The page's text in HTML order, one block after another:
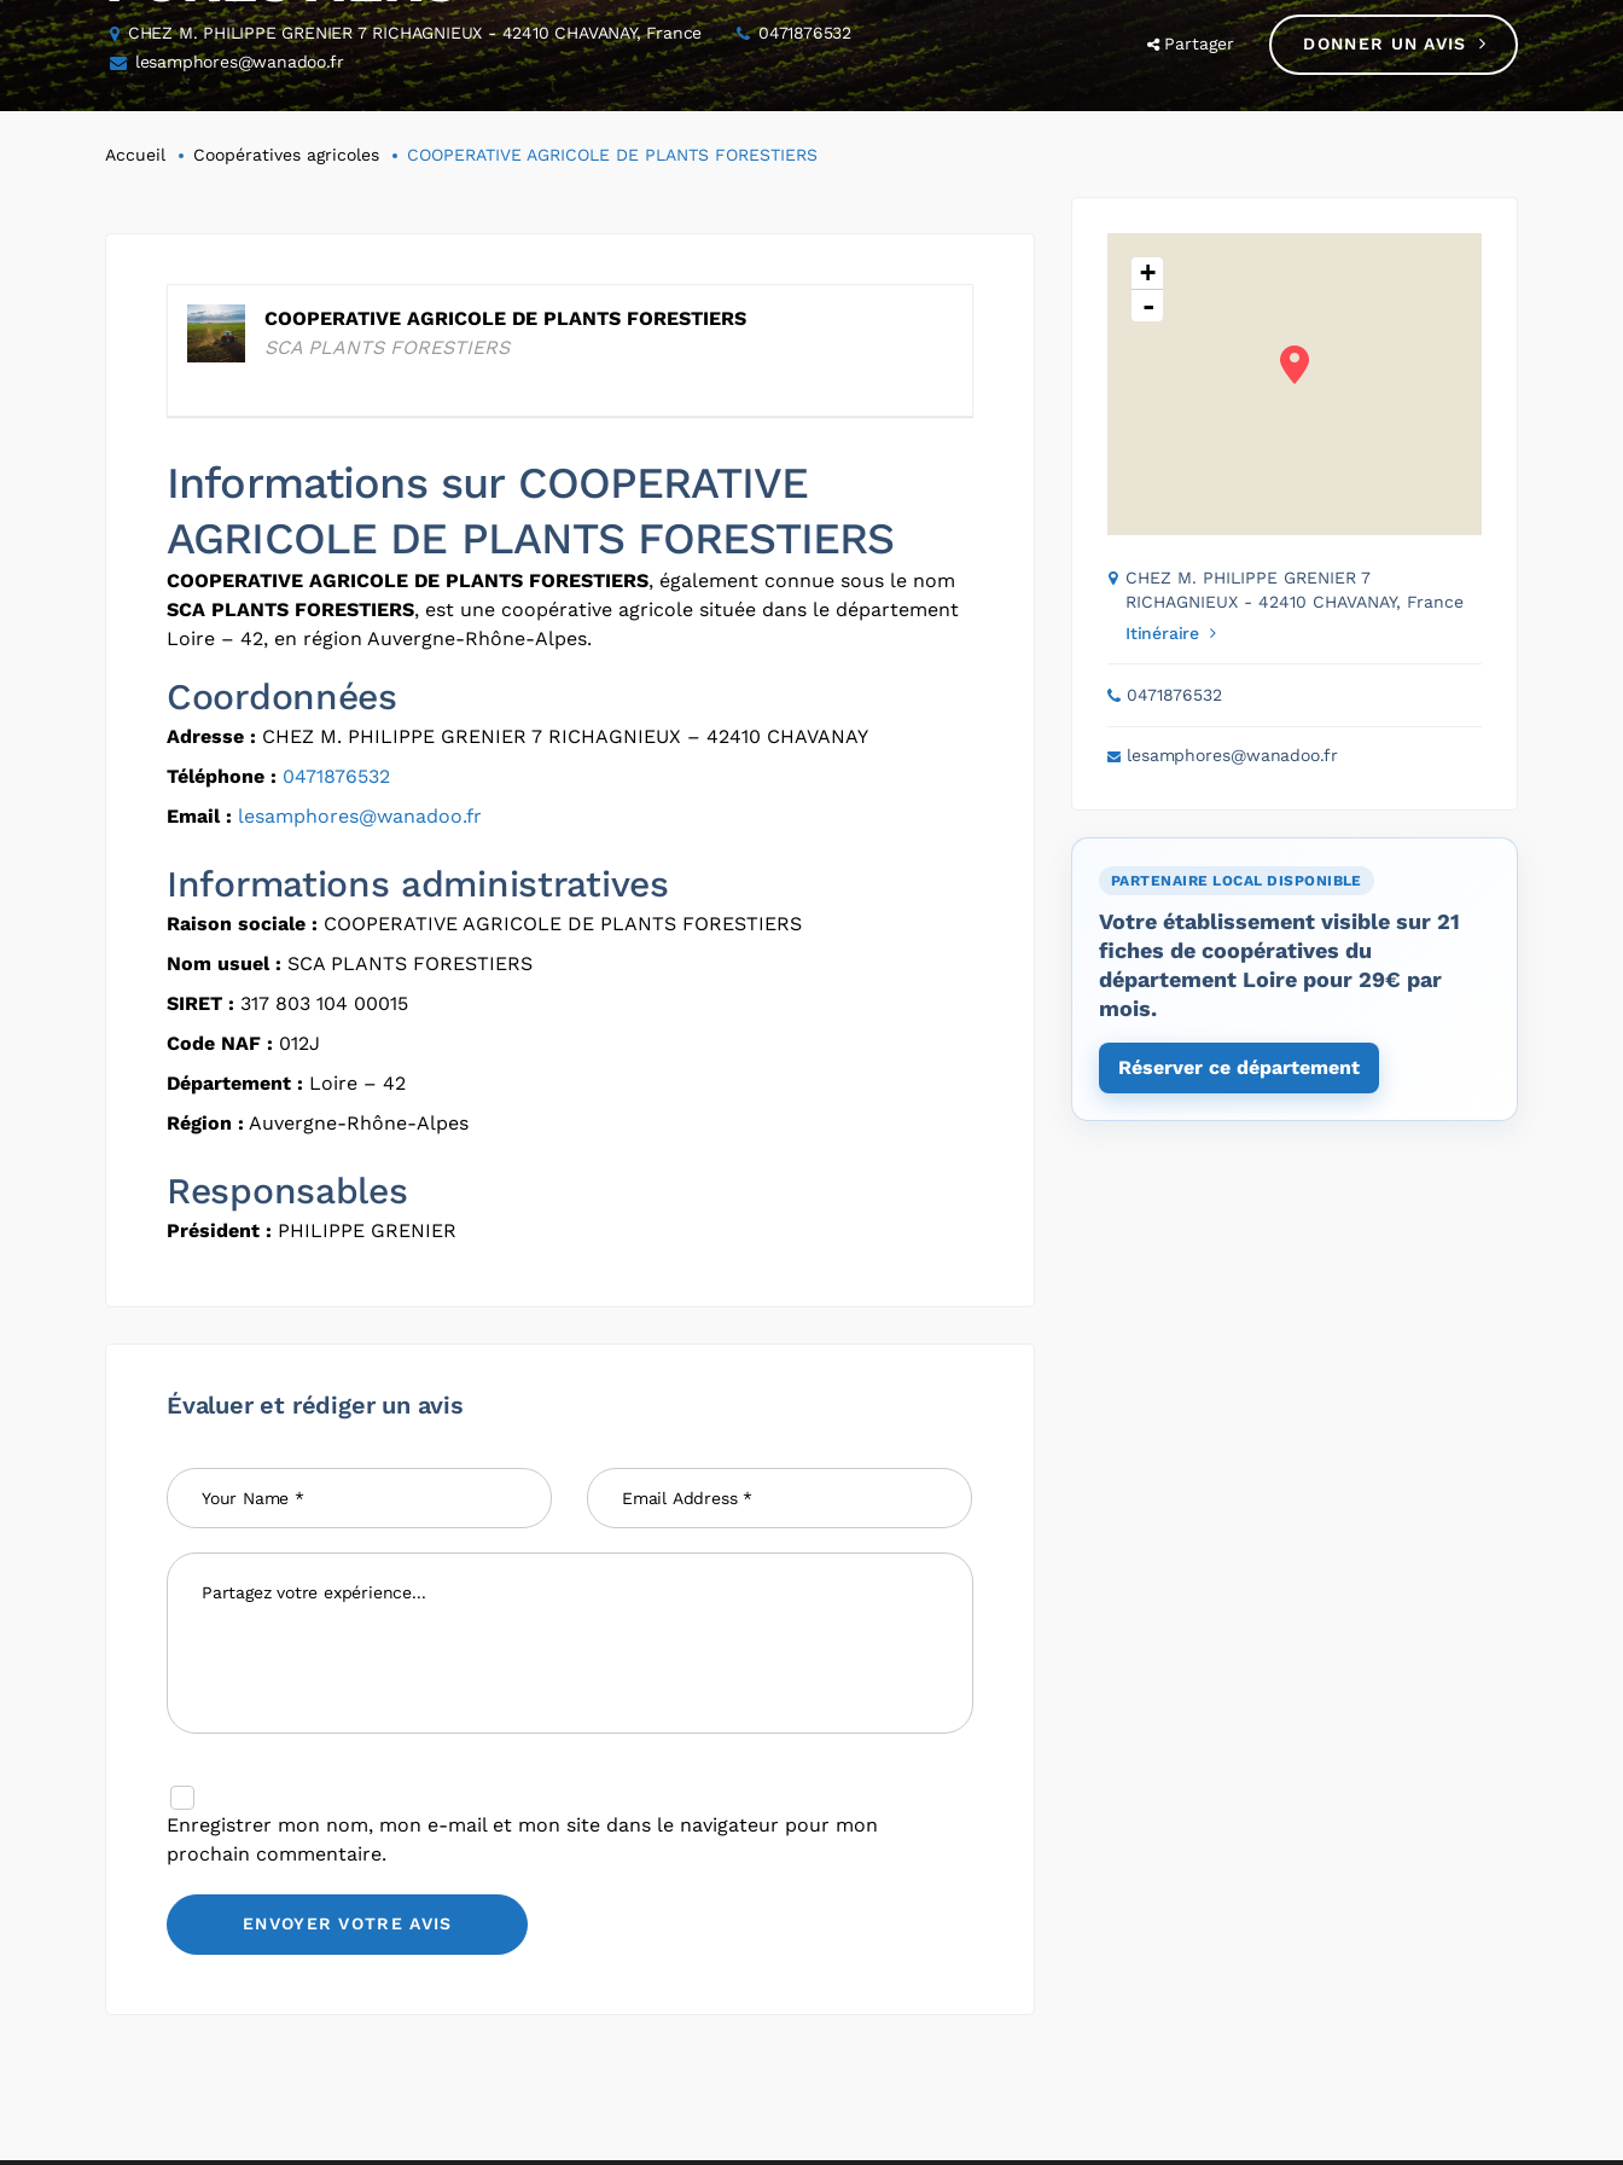
CHEZ M. PHILIPPE GRENIER 7 RICHAGNIEUX - 42410 CHAVANAY, France
0471876532
lesamphores@wanadoo.fr
Partager DONNER UN AVIS
Accueil Coopératives agricoles COOPERATIVE AGRICOLE DE PLANTS FORESTIERS
COOPERATIVE AGRICOLE DE PLANTS FORESTIERS
SCA PLANTS FORESTIERS
Informations sur COOPERATIVE
AGRICOLE DE PLANTS FORESTIERS
COOPERATIVE AGRICOLE DE PLANTS FORESTIERS, également connue sous le nom
SCA PLANTS FORESTIERS, est une coopérative agricole située dans le département
Loire – 42, en région Auvergne-Rhône-Alpes.
Coordonnées
Adresse : CHEZ M. PHILIPPE GRENIER 7 RICHAGNIEUX – 42410 CHAVANAY
Téléphone : 0471876532
Email : lesamphores@wanadoo.fr
Informations administratives
Raison sociale : COOPERATIVE AGRICOLE DE PLANTS FORESTIERS
Nom usuel : SCA PLANTS FORESTIERS
SIRET : 317 803 104 00015
Code NAF : 012J
Département : Loire – 42
Région : Auvergne-Rhône-Alpes
Responsables
Président : PHILIPPE GRENIER
Évaluer et rédiger un avis
Enregistrer mon nom, mon e-mail et mon site dans le navigateur pour mon
prochain commentaire.
+
-
CHEZ M. PHILIPPE GRENIER 7
RICHAGNIEUX - 42410 CHAVANAY, France
Itinéraire
0471876532
lesamphores@wanadoo.fr
PARTENAIRE LOCAL DISPONIBLE
Votre établissement visible sur 21
fiches de coopératives du
département Loire pour 29€ par
mois.
Réserver ce département